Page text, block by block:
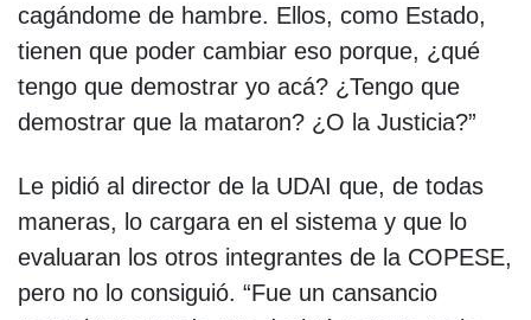
cagándome de hambre. Ellos, como Estado,
tienen que poder cambiar eso porque, ¿qué
tengo que demostrar yo acá? ¿Tengo que
demostrar que la mataron? ¿O la Justicia?”
Le pidió al director de la UDAI que, de todas
maneras, lo cargara en el sistema y que lo
evaluaran los otros integrantes de la COPESE,
pero no lo consiguió. “Fue un cansancio